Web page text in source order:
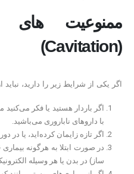
ممنوعیت های
(Cavitation)
اگر یکی از شرایط زیر را دارید، نباید
اگر باردار هستید یا فکر
با داروهای ناباروری می‌باشید.
اگر تازه زایمان کرده‌اید، یا در
در صورت ابتلا به هرگونه
ساز) در بدن یا هر وسیله